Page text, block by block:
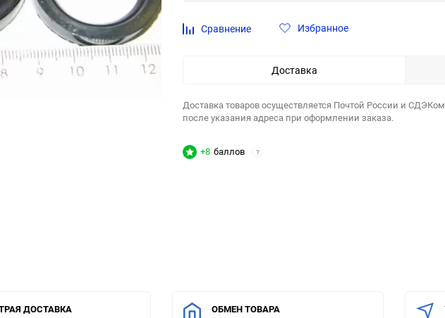
Сравнение Избранное
Доставка
Доставка товаров осуществляется Почтой России и
после указания адреса при оформлении заказа.
+8 баллов ?
ДОСТАВКА ОБМЕН ТОВАРА